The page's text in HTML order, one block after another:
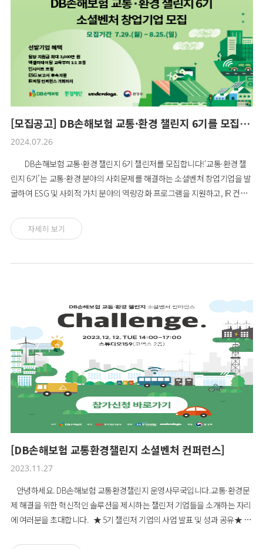
타트업■ 모집대상교통·환경 분야 사회문제 솔루션을 보유한 기업- 교통: 교
통 안전 관련 기업 또는 교통 관련 새로운 솔루션 보유기업- 환경: 기후문제 해
결을 위한 사업 및 기술 보유 기업■ 선정기업 혜택- 팀당 최대 3,000만 원 사
업비 지원- 엑셀러레이팅 교육(9회) 및 1:1 코칭(6회)- 창업팀 별 ESG보고서
및 마케팅 멘토링 기회 제공- IR 피칭 컨퍼런스를 통한 직접 투자자 유치 기회
제공- 환경재단과 협업 우선권 제공 *재단 운영사업과 관련이 없는 경우, 협
업이 어려울 수 있음■ 진행절차모집(07.17 ~ 08.17)→ 서류심사 및 발표(8월
4주 차) → 1·2차 대면심사 (8월 5주 차, 실무진 및 임원면접) → 최종발표(9월
1주 차)■ 문의처교통환경챌린지 7기 사무국T. 02-2011-4364 E.
g9ssudam@greenfund.org
[모집공고] DB손해보험 교통·환경 챌린지 6기를 모집합니다!
2024.07.26
DB손해보험 교통·환경 챌린지 6기 챌린저를 모집합니다!‘교통·환경 챌
린지 6기’는 교통·환경 분야의 사회문제를 해결하는 소셜벤처 창업기업을 발
굴하여 ESG 및 사회적 가치 분야의 역량강화 프로그램을 지원하고, IR 컨퍼
이끌어나가는 프로젝트입니다.DB손해보험과 환경재단은 국내에서 발생되
는 교통안전 문제,새롭게 떠오르는 자율주행 AI, 마이크로 모빌리티에 대한
제로 제시합니다.교통·환경 챌린지 6기에 도전할 혁신적 비즈니스 솔루션을
자(아래 항목 중 1가지 이상 해당 必)① 사회적경제조직: (예비)사회적기업,
협동조합, 마을기업, 자활기업② 벤처/스타트업: 설립 만 7년 미만의 벤처기
업 혹은 스타트업■ 모집대상교통·환경 분야 사회문제 솔루션을 보유한 기
업- 교통: 교통 안전 관련 기업 또는 교통 관련 新솔루션 보유기업- 환경: 기후
문제 해결을 위한 사업 및 기술 보유 기업■ 선정기업 혜택*팀당 최대 3,000
만 원 사업비 지원*엑셀러레이팅 교육(10회) 및 1:1 코칭(6회)*창업팀 별 ESG
보고서 및 마케팅 멘토링 기회 제공*IR 피칭 컨퍼런스를 통한 직접 투자자 유
치 기회 제공*환경재단과 협업 우선권 제공 * 재단 운영사업과 관련이 없는
경우, 협업이 어려울 수 있음■ 진행절차모집(07.29 ~ 08.25)→ 서류심사 및
발표(8월 5주차) → 1-2차 대면심사 (8월 5주차-9월1주차, 실무진 및 임원면
접) → 최종발표(9월 2주차)■ 접수방법DB손해보험 교통·환경 챌린지 홈페
이지를 통한 접수www.dbchallenge.kr 참고■ 문의처교통환경챌린지 6기
사무국T. 02-2011-4352 E. g9ssudam@greenfund.org
자세히 보기
[DB손해보험 교통환경챌린지 소셜벤처 컨퍼런스]
2023.11.27
제 해결을 위한 혁신적인 솔루션을 제시하는 챌린저 기업들을 소개하는 자리
에 여러분을 초대합니다. ★ 5기 챌린저 기업의 사업 발표 및 성과 공유★ 전